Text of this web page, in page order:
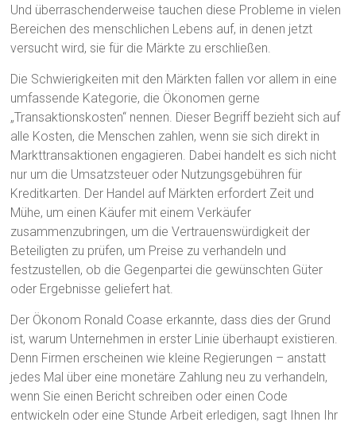
Und überraschenderweise tauchen diese Probleme in vielen
Bereichen des menschlichen Lebens auf, in denen jetzt
versucht wird, sie für die Märkte zu erschließen.
Die Schwierigkeiten mit den Märkten fallen vor allem in eine
umfassende Kategorie, die Ökonomen gerne
„Transaktionskosten“ nennen. Dieser Begriff bezieht sich auf
alle Kosten, die Menschen zahlen, wenn sie sich direkt in
Markttransaktionen engagieren. Dabei handelt es sich nicht
nur um die Umsatzsteuer oder Nutzungsgebühren für
Kreditkarten. Der Handel auf Märkten erfordert Zeit und
Mühe, um einen Käufer mit einem Verkäufer
zusammenzubringen, um die Vertrauenswürdigkeit der
Beteiligten zu prüfen, um Preise zu verhandeln und
festzustellen, ob die Gegenpartei die gewünschten Güter
oder Ergebnisse geliefert hat.
Der Ökonom Ronald Coase erkannte, dass dies der Grund
ist, warum Unternehmen in erster Linie überhaupt existieren.
Denn Firmen erscheinen wie kleine Regierungen – anstatt
jedes Mal über eine monetäre Zahlung neu zu verhandeln,
wenn Sie einen Bericht schreiben oder einen Code
entwickeln oder eine Stunde Arbeit erledigen, sagt Ihnen Ihr